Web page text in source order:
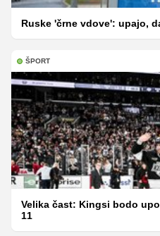
Ruske 'črne vdove': upajo,
ŠPORT
Velika čast: Kingsi bodo
11